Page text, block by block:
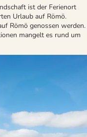
ist der Ferienort
Urlaub auf Römö.
Römö genossen werden.
mangelt es rund um